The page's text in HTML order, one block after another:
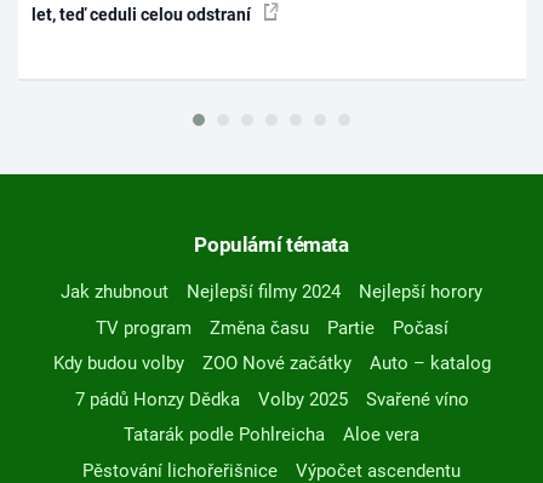
let, teď ceduli celou odstraní
Populární témata
Jak zhubnout Nejlepší filmy 2024
Nejlepší horory
TV program
Změna času Partie
Počasí
Kdy budou volby
ZOO Nové začátky
Auto – katalog
7 pádů Honzy Dědka
Volby 2025
Svařené víno
Tatarák podle Pohlreicha
Aloe vera
Pěstování lichořeřišnice
Výpočet ascendentu